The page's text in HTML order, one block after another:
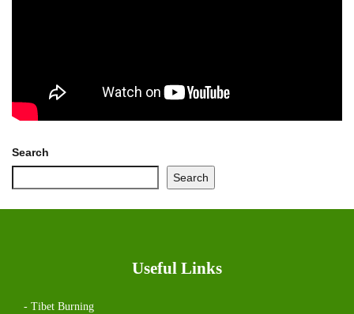
Search
Search
Useful Links
- Tibet Burning